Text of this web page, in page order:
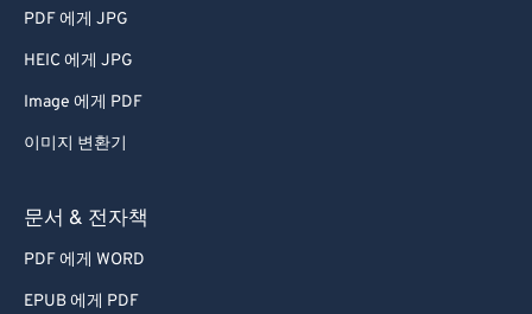
PDF 에게 JPG
HEIC 에게 JPG
Image 에게 PDF
이미지 변환기
문서 & 전자책
PDF 에게 WORD
EPUB 에게 PDF